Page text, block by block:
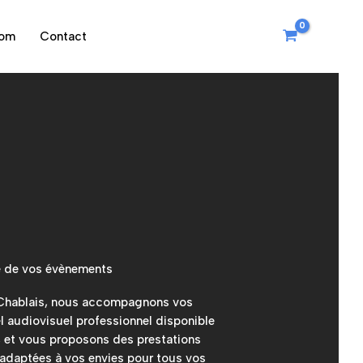
Contact
vos évènements
nous accompagnons vos
audiovisuel professionnel disponible
et vous proposons des prestations
à vos envies pour tous vos